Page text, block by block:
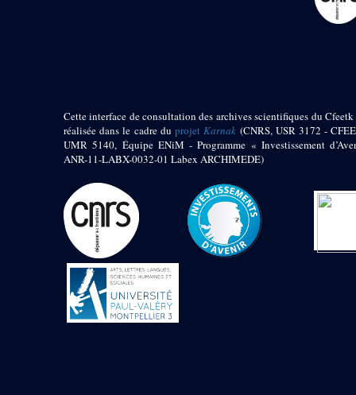
1974-1975 (3)
1974-1979 (2)
1975 (46)
1976 (74)
1977 (32)
1978 (26)
1979 (13)
1980 (43)
1980-1986 (20)
1980-1991 (33)
1981 (187)
1982 (33)
1982-1986 (3)
1982-1988 (1)
Cette interface de consultation des archives scientifiques du Cfeetk
réalisée dans le cadre duprojetKarnak (CNRS, USR 3172 -
UMR 5140, Équipe ENiM - Programme « Investissement
ANR-11-LABX-0032-01 Labex ARCHIMEDE)